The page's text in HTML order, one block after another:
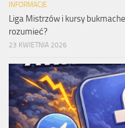
INFORMACJE
Liga Mistrzów i kursy
rozumieć?
23 KWIETNIA 2026